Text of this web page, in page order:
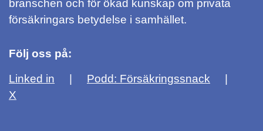
branschen och för ökad kunskap om privata
försäkringars betydelse i samhället.
Följ oss på:
Linked in
Podd: Försäkringssnack
X